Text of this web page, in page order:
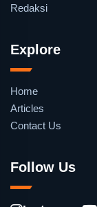
Redaksi
Explore
Home
Articles
Contact Us
Follow Us